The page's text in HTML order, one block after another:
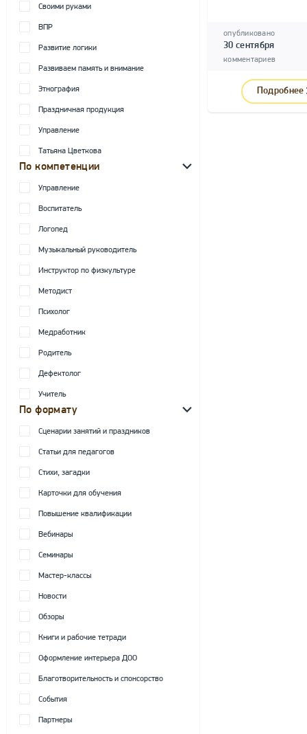
Своими руками
ВПР
Развитие логики
Развиваем память и внимание
Этнография
Праздничная продукция
Управление
Татьяна Цветкова
По компетенции
Управление
Воспитатель
Логопед
Музыкальный руководитель
Инструктор по физкультуре
Методист
Психолог
Медработник
Родитель
Дефектолог
Учитель
По формату
Сценарии занятий и праздников
Статьи для педагогов
Стихи, загадки
Карточки для обучения
Повышение квалификации
Вебинары
Семинары
Мастер-классы
Новости
Обзоры
Книги и рабочие тетради
Оформление интерьера ДОО
Благотворительность и спонсорство
События
Партнеры
опубликовано
30 сентября
комментариев
Подробнее